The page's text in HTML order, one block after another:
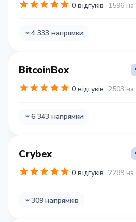
0 відгуків 1596
4 333 напрямки
BitcoinBox
0 відгуків 2503 на
6 343 напрямки
Crybex
0 відгуків 2289 на
309 напрямків